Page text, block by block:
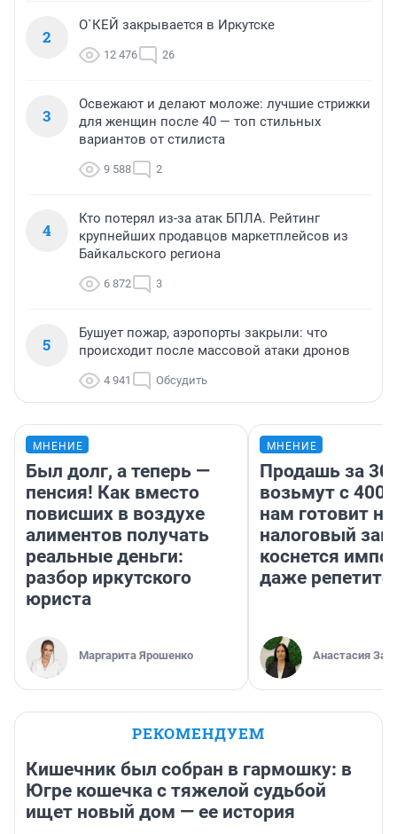
2
О`КЕЙ закрывается в Иркутске
12 476 26
3
Освежают и делают моложе: лучшие стрижки
для женщин после 40 — топ стильных
вариантов от стилиста
9 588 2
4
Кто потерял из-за атак БПЛА. Рейтинг
крупнейших продавцов маркетплейсов из
Байкальского региона
6 872 3
5
Бушует пожар, аэропорты закрыли: что
происходит после массовой атаки дронов
4 941 Обсудить
МНЕНИЕ
Был долг, а теперь —
пенсия! Как вместо
повисших в воздухе
алиментов получать
реальные деньги:
разбор иркутского
юриста
Маргарита Ярошенко
МНЕНИЕ
Продашь за
возьмут с
нам готовит
налоговый
коснется
даже
Анастасия
РЕКОМЕНДУЕМ
Кишечник был собран в гармошку: в
Югре кошечка с тяжелой судьбой
ищет новый дом — ее история